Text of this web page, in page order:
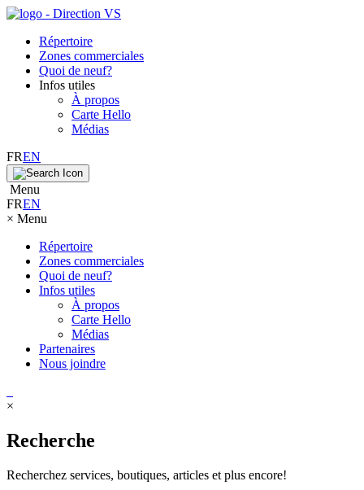
Répertoire
Zones commerciales
Quoi de neuf?
Infos utiles
À propos
Carte Hello
Médias
FREN
Menu
FREN
× Menu
Répertoire
Zones commerciales
Quoi de neuf?
Infos utiles
À propos
Carte Hello
Médias
Partenaires
Nous joindre
×
Recherche
Recherchez services, boutiques, articles et plus encore!